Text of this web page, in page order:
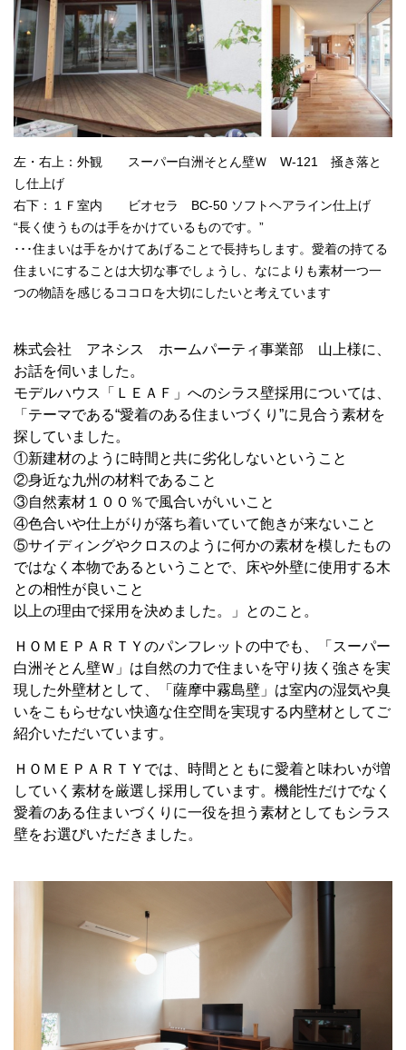
左・右上：外観 スーパー白洲そとん壁Ｗ W-121 掻き落と
し仕上げ
右下：１Ｆ室内 ビオセラ BC-50 ソフトヘアライン仕上げ
“長く使うものは手をかけているものです。”
･･･住まいは手をかけてあげることで長持ちします。愛着の持てる
住まいにすることは大切な事でしょうし、なによりも素材一つ一
つの物語を感じるココロを大切にしたいと考えています
株式会社 アネシス ホームパーティ事業部 山上様に、
お話を伺いました。
モデルハウス「ＬＥＡＦ」へのシラス壁採用については、
「テーマである“愛着のある住まいづくり”に見合う素材を
探していました。
①新建材のように時間と共に劣化しないということ
②身近な九州の材料であること
③自然素材１００％で風合いがいいこと
④色合いや仕上がりが落ち着いていて飽きが来ないこと
⑤サイディングやクロスのように何かの素材を模したもの
ではなく本物であるということで、床や外壁に使用する木
との相性が良いこと
以上の理由で採用を決めました。」とのこと。
ＨＯＭＥＰＡＲＴＹのパンフレットの中でも、「スーパー
白洲そとん壁Ｗ」は自然の力で住まいを守り抜く強さを実
現した外壁材として、「薩摩中霧島壁」は室内の湿気や臭
いをこもらせない快適な住空間を実現する内壁材としてご
紹介いただいています。
ＨＯＭＥＰＡＲＴＹでは、時間とともに愛着と味わいが増
していく素材を厳選し採用しています。機能性だけでなく
愛着のある住まいづくりに一役を担う素材としてもシラス
壁をお選びいただきました。